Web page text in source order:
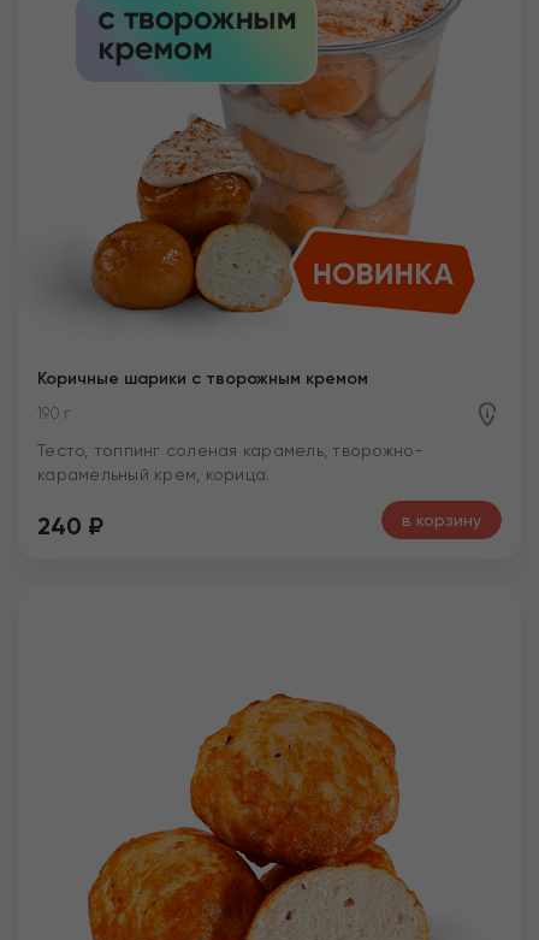
Коричные шарики с творожным кремом
190 г
Тесто, топпинг соленая карамель, творожно-
карамельный крем, корица.
240 ₽ в корзину